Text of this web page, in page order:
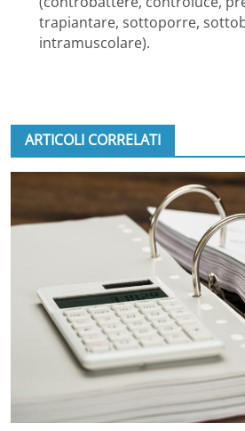
trapiantare, sottoporre,
intramuscolare).
ARTICOLI CORRELATI